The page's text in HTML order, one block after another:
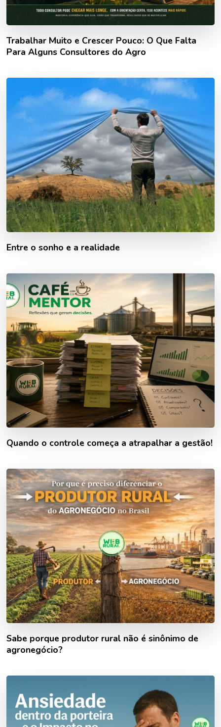
Trabalhar Muito e Crescer Pouco: O Que Falta
Para Alguns Consultores do Agro
Entre o sonho e a realidade
Quando o controle começa a atrapalhar a gestão!
Sabe porque produtor rural não é sinônimo de
agronegócio?